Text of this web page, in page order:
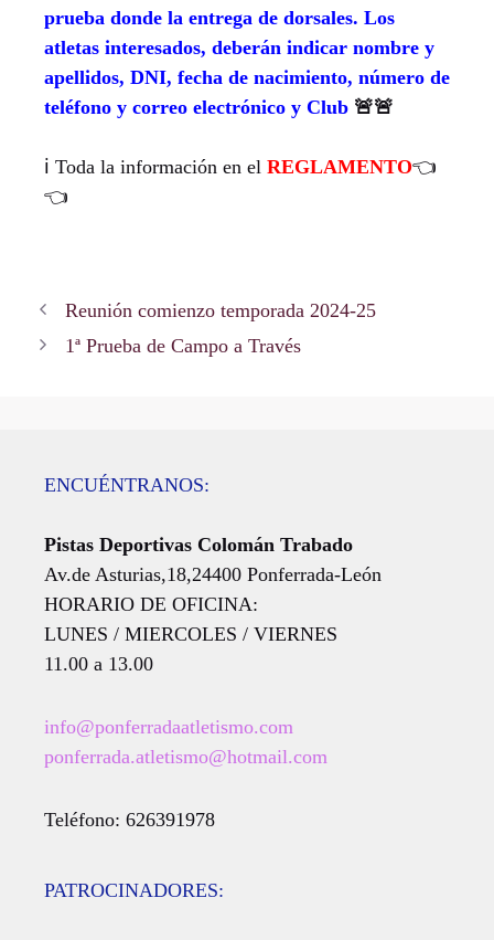
prueba donde la entrega de dorsales. Los
atletas interesados, deberán indicar nombre y
apellidos, DNI, fecha de nacimiento, número de
teléfono y correo electrónico y Club 🚨🚨
ℹ️ Toda la información en el REGLAMENTO👈
👈
Reunión comienzo temporada 2024-25
1ª Prueba de Campo a Través
ENCUÉNTRANOS:
Pistas Deportivas Colomán Trabado
Av.de Asturias,18,24400 Ponferrada-León
HORARIO DE OFICINA:
LUNES / MIERCOLES / VIERNES
11.00 a 13.00
info@ponferradaatletismo.com
ponferrada.atletismo@hotmail.com
Teléfono: 626391978
PATROCINADORES: